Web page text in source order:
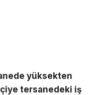
yüksekten
tersanedeki iş